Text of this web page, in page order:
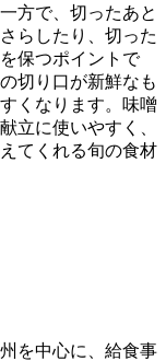
方で、切ったあと
らしたり、切った
保つポイントで
切り口が新鮮なも
くなります。味噌
立に使いやすく、
てくれる旬の食材
を中心に、給食事